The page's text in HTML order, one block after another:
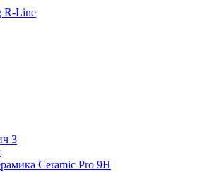
R-Line
3
Ceramic Pro 9H